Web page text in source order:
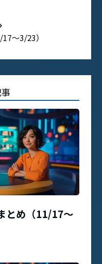
〜3/23）
とめ（11/17〜